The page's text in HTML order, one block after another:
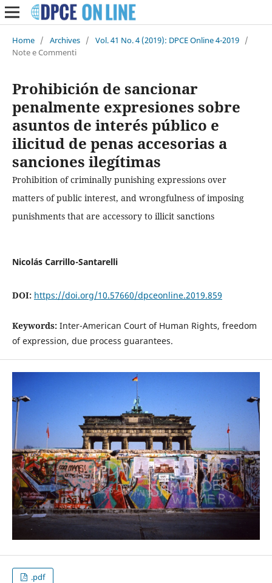
Home / Archives / Vol. 41 No. 4 (2019): DPCE Online 4-2019 /
Note e Commenti
Prohibición de sancionar
penalmente expresiones sobre
asuntos de interés público e
ilicitud de penas accesorias a
sanciones ilegítimas
Prohibition of criminally punishing expressions over
matters of public interest, and wrongfulness of imposing
punishments that are accessory to illicit sanctions
Nicolás Carrillo-Santarelli
DOI: https://doi.org/10.57660/dpceonline.2019.859
Keywords: Inter-American Court of Human Rights, freedom
of expression, due process guarantees.
.pdf